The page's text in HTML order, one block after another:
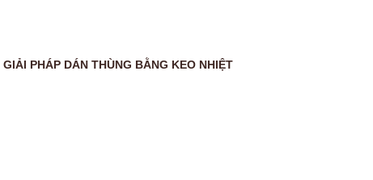
GIẢI PHÁP DÁN THÙNG BẰNG KEO NHIỆT